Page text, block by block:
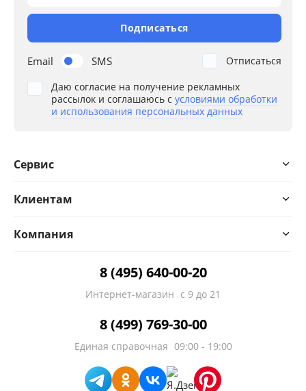
Email SMS
Подписаться
Даю согласие на получение рекламных
рассылок и соглашаюсь с условиями обработки
и использования персональных данных
Отписаться
Сервис
Клиентам
Компания
8 (495) 640-00-20
Интернет-магазин с 9 до 21
8 (499) 769-30-00
Единая справочная 09:00 - 19:00